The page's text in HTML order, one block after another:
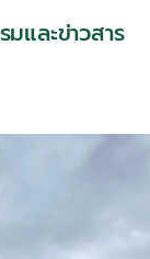
มและข่าวสาร